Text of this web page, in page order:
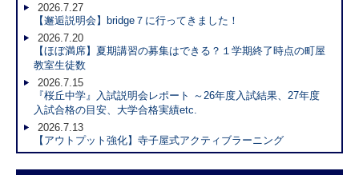
2026.7.27
【邂逅説明会】bridge７に行ってきました！
2026.7.20
【ほぼ満席】夏期講習の募集はできる？１学期終了時点の町屋
教室生徒数
2026.7.15
『桜丘中学』入試説明会レポート ～26年度入試結果、27年度
入試合格の目安、大学合格実績etc.
2026.7.13
【アウトプット強化】寺子屋式アクティブラーニング